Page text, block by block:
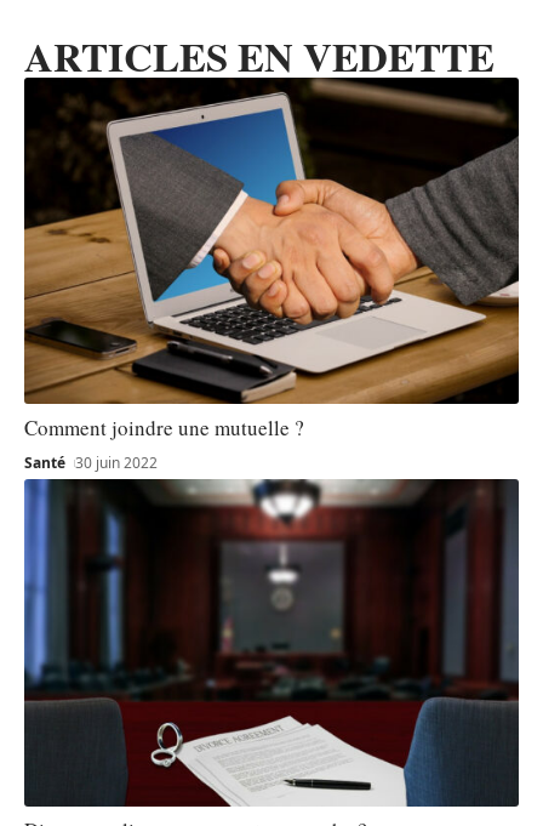
ARTICLES EN VEDETTE
Comment joindre une mutuelle ?
Santé 30 juin 2022